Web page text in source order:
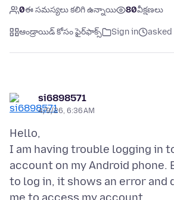
0ఈ సమస్యలు కలిగి ఉన్నాయి 80వీక్షణలు
ఆండ్రాయిడ్ కోసం ఫైర్‌ఫాక్స్ Sign in asked
si6898571
4/9/26, 6:36 AM
Hello,
I am having trouble logging in
account on my Android phone.
to log in, it shows an error and